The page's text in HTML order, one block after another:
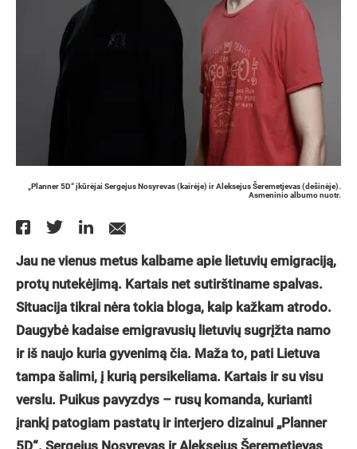
„Planner 5D“ įkūrėjai Sergejus Nosyrevas (kairėje) ir Aleksejus Šeremetjevas (dešinėje).
Asmeninio albumo nuotr.
Jau ne vienus metus kalbame apie lietuvių emigraciją,
protų nutekėjimą. Kartais net sutirštiname spalvas.
Situacija tikrai nėra tokia bloga, kaip kažkam atrodo.
Daugybė kadaise emigravusių lietuvių sugrįžta namo
ir iš naujo kuria gyvenimą čia. Maža to, pati Lietuva
tampa šalimi, į kurią persikeliama. Kartais ir su visu
verslu. Puikus pavyzdys – rusų komanda, kurianti
įrankį patogiam pastatų ir interjero dizainui „Planner
5D“. Sergejus Nosyrevas ir Aleksejus Šeremetjevas